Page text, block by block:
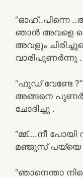
“ഓഹ്..പിന്നെ
ഞാൻ അവളെ
അവളും
വാരിപുണർന്നു .
“ഫുഡ് വേണ്ടേ ?”
അങ്ങനെ
ചോദിച്ചു .
“മ്മ്….നീ പോയി
മഞ്ജുസ് പയ്യെ
“ഞാനെന്താ